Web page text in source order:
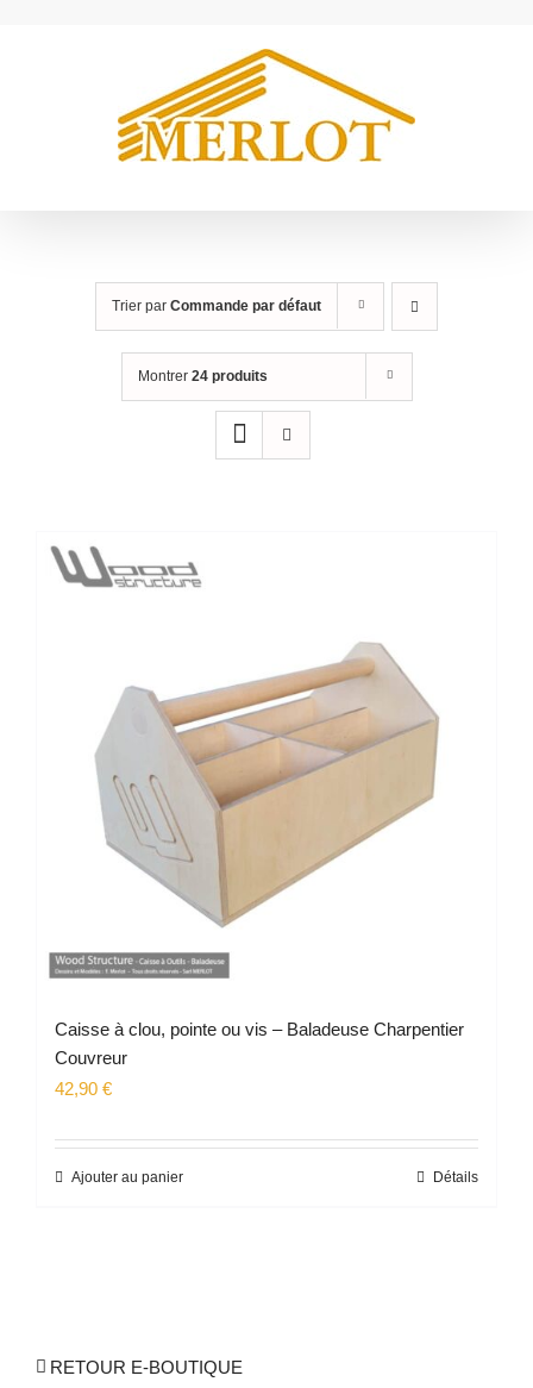
Trier par Commande par défaut
Montrer 24 produits
Caisse à clou, pointe ou vis – Baladeuse Charpentier
Couvreur
42,90 €
Ajouter au panier Détails
RETOUR E-BOUTIQUE